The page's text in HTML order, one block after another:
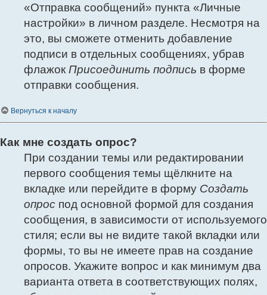
«Отправка сообщений» пункта «Личные
настройки» в личном разделе. Несмотря на
это, вы сможете отменить добавление
подписи в отдельных сообщениях, убрав
флажок Присоединить подпись в форме
отправки сообщения.
Вернуться к началу
Как мне создать опрос?
При создании темы или редактировании
первого сообщения темы щёлкните на
вкладке или перейдите в форму Создать
опрос под основной формой для создания
сообщения, в зависимости от используемого
стиля; если вы не видите такой вкладки или
формы, то вы не имеете прав на создание
опросов. Укажите вопрос и как минимум два
варианта ответа в соответствующих полях,